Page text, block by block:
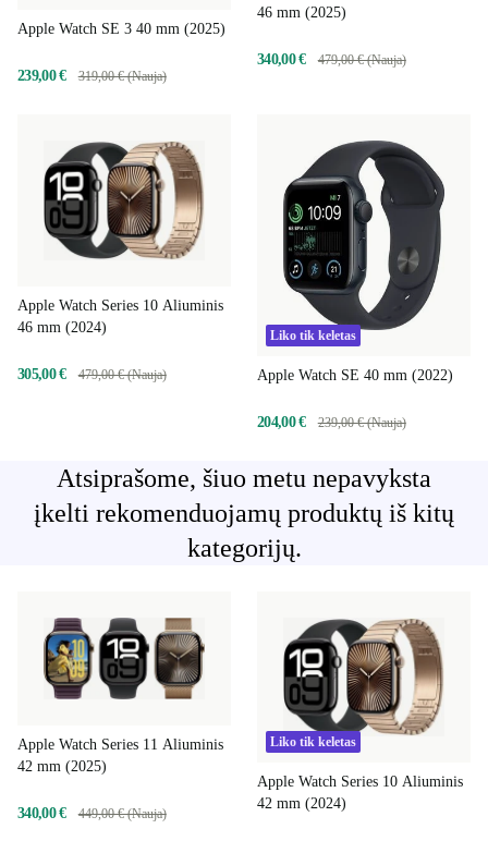
Apple Watch SE 3 40 mm (2025)
239,00 € 319,00 € (Nauja)
46 mm (2025)
340,00 € 479,00 € (Nauja)
Apple Watch Series 10 Aliuminis
46 mm (2024)
305,00 € 479,00 € (Nauja)
Liko tik keletas
Apple Watch SE 40 mm (2022)
204,00 € 239,00 € (Nauja)
Atsiprašome, šiuo metu nepavyksta
įkelti rekomenduojamų produktų iš kitų
kategorijų.
Apple Watch Series 11 Aliuminis
42 mm (2025)
340,00 € 449,00 € (Nauja)
Liko tik keletas
Apple Watch Series 10 Aliuminis
42 mm (2024)